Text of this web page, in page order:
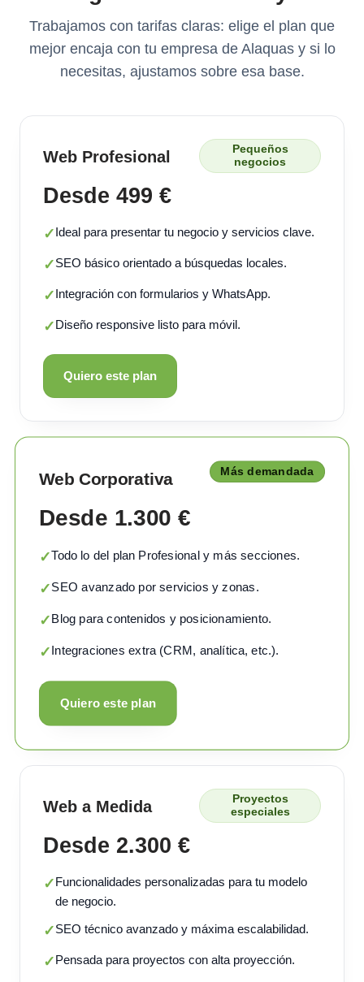
Trabajamos con tarifas claras: elige el plan que
mejor encaja con tu empresa de Alaquas y si lo
necesitas, ajustamos sobre esa base.
Web Profesional
Pequeños
negocios
Desde 499 €
✓Ideal para presentar tu negocio y servicios clave.
✓SEO básico orientado a búsquedas locales.
✓Integración con formularios y WhatsApp.
✓Diseño responsive listo para móvil.
Quiero este plan
Web Corporativa Más demandada
Desde 1.300 €
✓Todo lo del plan Profesional y más secciones.
✓SEO avanzado por servicios y zonas.
✓Blog para contenidos y posicionamiento.
✓Integraciones extra (CRM, analítica, etc.).
Quiero este plan
Web a Medida
Proyectos
especiales
Desde 2.300 €
✓Funcionalidades personalizadas para tu modelo
de negocio.
✓SEO técnico avanzado y máxima escalabilidad.
✓Pensada para proyectos con alta proyección.